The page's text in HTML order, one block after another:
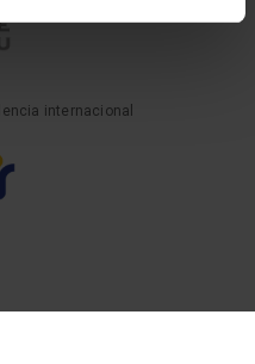
internacional